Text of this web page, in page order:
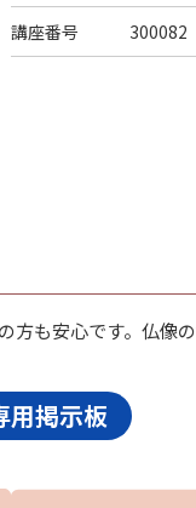
講座番号 300082
も安心です。仏像
用掲示板